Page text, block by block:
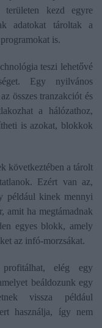
területen kezd egyre
adatokat tároltak a
is.
teszi lehetővé
Egy nyilvános
összes tranzakciót és
a hálózathoz,
is azokat, blokkok
következtében a tárolt
Ezért van az,
például kinek mennyi
amit ha megtámadnak
egyes blokk, amely
az infó-morzsákat.
elég egy
beáldozunk egy
vissza például
használja, így nem